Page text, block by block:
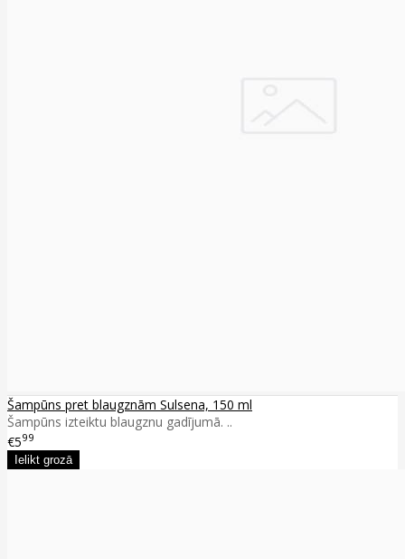
Šampūns pret blaugznām Sulsena, 150 ml
Šampūns izteiktu blaugznu gadījumā. ..
€599